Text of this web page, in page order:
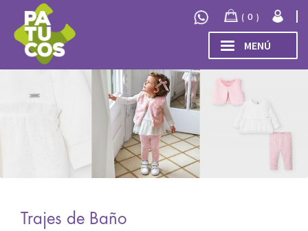
la
navegación
contenido
MENÚ
INICIO
TIENDA
menú
hijo
COLECCIÓN
INVIERNO/OTOÑO 2026
Trajes de Baño
0